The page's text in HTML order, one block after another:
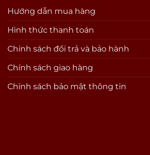
Hướng dẫn mua hàng
Hình thức thanh toán
Chính sách đổi trả và bảo hành
Chính sách giao hàng
Chính sách bảo mật thông tin